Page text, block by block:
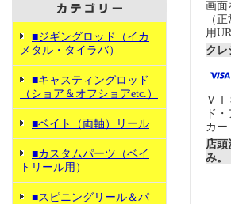
■ジギングロッド（イカ
メタル・タイラバ）
■キャスティングロッド
（ショア＆オフショアetc.）
■ベイト（両軸）リール
■カスタムパーツ（ベイ
トリール用）
■スピニングリール＆パ
画面
（
用
クレ
Ｖ
ド
カー
店
み。